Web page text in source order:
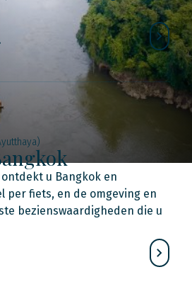
u Bangkok en
per fiets, en de omgeving en
bezienswaardigheden die u